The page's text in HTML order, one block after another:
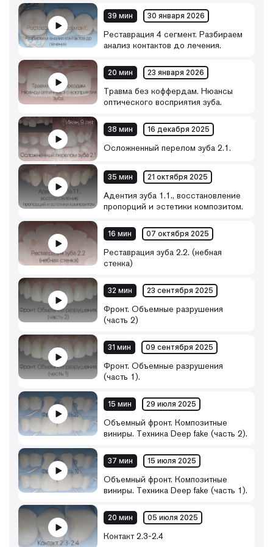
39 мин 30 января 2026
Реставрация 4 сегмент. Разбираем
анализ контактов до лечения.
20 мин 23 января 2026
Травма без коффердам. Нюансы
оптического восприятия зуба.
38 мин 16 декабря 2025
Осложненный перелом зуба 2.1.
35 мин 21 октября 2025
Адентия зуба 1.1., восстановление
пропорций и эстетики композитом.
16 мин 07 октября 2025
Реставрация зуба 2.2. (небная
стенка)
32 мин 23 сентября 2025
Фронт. Объемные разрушения
(часть 2)
31 мин 09 сентября 2025
Фронт. Объемные разрушения
(часть 1).
15 мин 29 июля 2025
Объемный фронт. Композитные
виниры. Техника Deep fake (часть 2).
37 мин 15 июля 2025
Объемный фронт. Композитные
виниры. Техника Deep fake (часть 1).
20 мин 05 июля 2025
Контакт 2.3-2.4